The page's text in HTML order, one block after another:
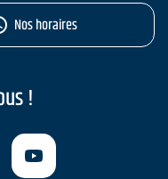
Nos horaires
!